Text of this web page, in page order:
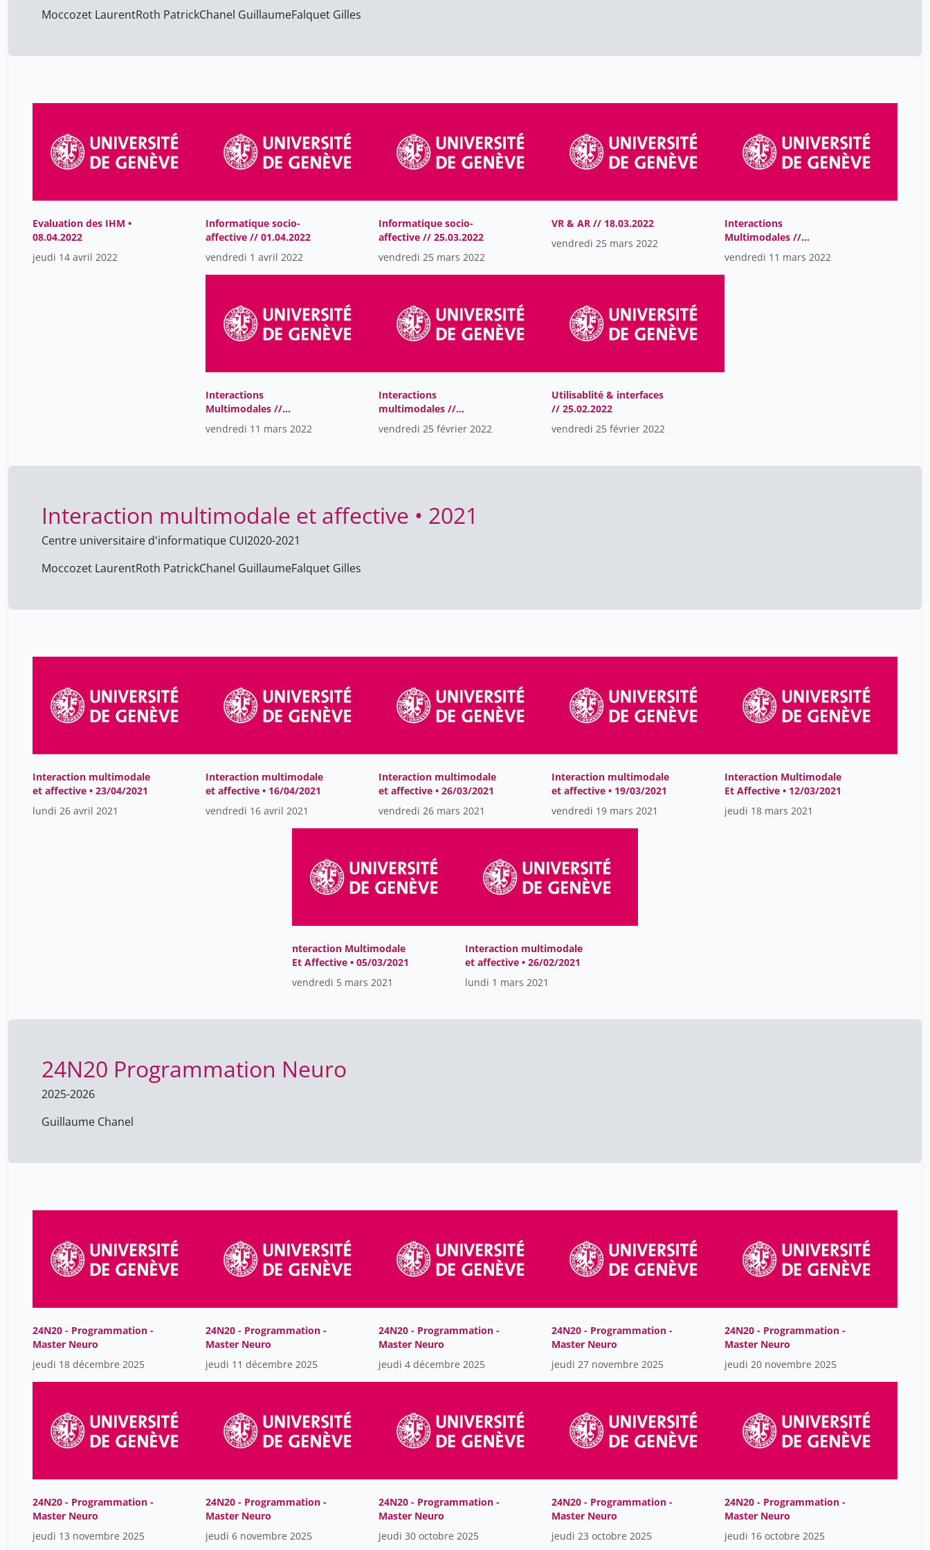
Moccozet LaurentRoth PatrickChanel GuillaumeFalquet Gilles
Evaluation des IHM •
08.04.2022
jeudi 14 avril 2022
Informatique socio-
affective // 01.04.2022
vendredi 1 avril 2022
Informatique socio-
affective // 25.03.2022
vendredi 25 mars 2022
VR & AR // 18.03.2022
vendredi 25 mars 2022
Interactions
Multimodales //
11.03.2022
vendredi 11 mars 2022
Interactions
Multimodales //
11.03.2022
vendredi 11 mars 2022
Interactions
multimodales //
25.02.2022
vendredi 25 février 2022
Utilisablité & interfaces
// 25.02.2022
vendredi 25 février 2022
Interaction multimodale et affective • 2021
Centre universitaire d'informatique CUI2020-2021
Moccozet LaurentRoth PatrickChanel GuillaumeFalquet Gilles
Interaction multimodale
et affective • 23/04/2021
lundi 26 avril 2021
Interaction multimodale
et affective • 16/04/2021
vendredi 16 avril 2021
Interaction multimodale
et affective • 26/03/2021
vendredi 26 mars 2021
Interaction multimodale
et affective • 19/03/2021
vendredi 19 mars 2021
Interaction Multimodale
Et Affective • 12/03/2021
jeudi 18 mars 2021
nteraction Multimodale
Et Affective • 05/03/2021
vendredi 5 mars 2021
Interaction multimodale
et affective • 26/02/2021
lundi 1 mars 2021
24N20 Programmation Neuro
2025-2026
Guillaume Chanel
24N20 - Programmation -
Master Neuro
jeudi 18 décembre 2025
24N20 - Programmation -
Master Neuro
jeudi 11 décembre 2025
24N20 - Programmation -
Master Neuro
jeudi 4 décembre 2025
24N20 - Programmation -
Master Neuro
jeudi 27 novembre 2025
24N20 - Programmation -
Master Neuro
jeudi 20 novembre 2025
24N20 - Programmation -
Master Neuro
jeudi 13 novembre 2025
24N20 - Programmation -
Master Neuro
jeudi 6 novembre 2025
24N20 - Programmation -
Master Neuro
jeudi 30 octobre 2025
24N20 - Programmation -
Master Neuro
jeudi 23 octobre 2025
24N20 - Programmation -
Master Neuro
jeudi 16 octobre 2025